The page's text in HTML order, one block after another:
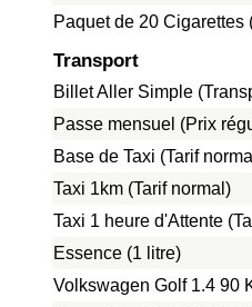
Paquet de 20 Cigarettes
Transport
Billet Aller Simple
Passe mensuel (Prix
Base de Taxi (Tarif
Taxi 1km (Tarif normal)
Taxi 1 heure d'Attente
Essence (1 litre)
Volkswagen Golf 1.4 90